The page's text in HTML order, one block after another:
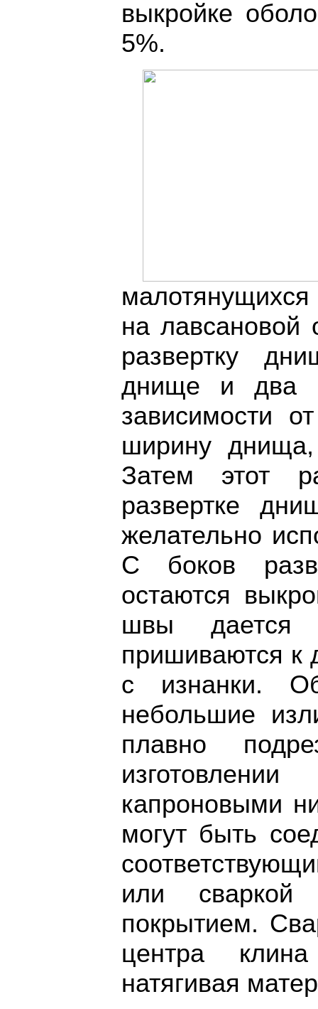
выкройке
5%.
на лавсановой
развертку
днище и два
зависимости
ширину
Затем этот
развертке
желательно
С боков
остаются
швы
пришиваются к
с изнанки.
небольшие
плавно
капроновыми
могут быть
или
покрытием.
центра
натягивая